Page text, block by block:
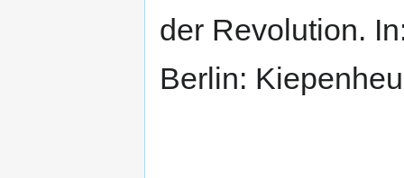
der Revolution.
Berlin: